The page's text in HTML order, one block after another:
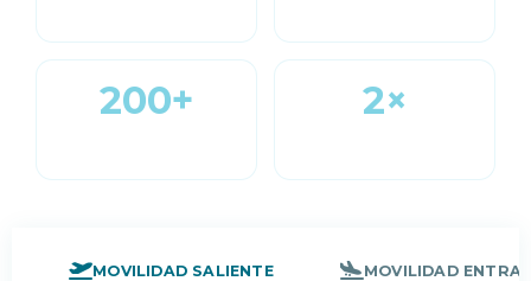
200+ 2×
MOVILIDAD SALIENTE MOVILIDAD